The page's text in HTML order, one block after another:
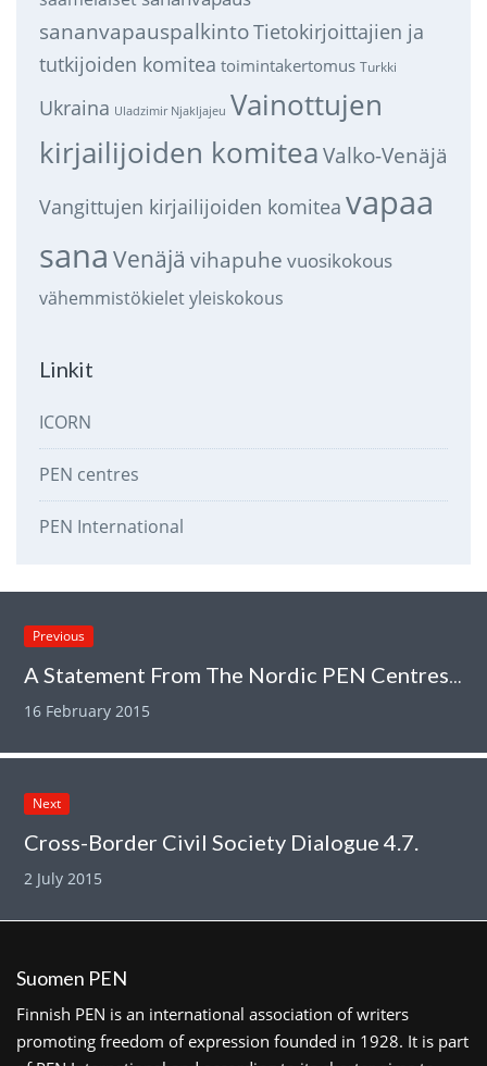
sananvapauspalkintoTietokirjoittajien ja
tutkijoiden komitea toimintakertomus Turkki
Ukraina Uladzimir Njakljajeu Vainottujen
kirjailijoiden komitea Valko-Venäjä
Vangittujen kirjailijoiden komitea vapaa
sana Venäjä vihapuhe vuosikokous
vähemmistökieletyleiskokous
Linkit
ICORN
PEN centres
PEN International
Previous
A Statement From The Nordic PEN Centres Regarding The Attacks in Copenhagen
16 February 2015
Next
Cross-Border Civil Society Dialogue 4.7.
2 July 2015
Suomen PEN
Finnish PEN is an international association of writers
promoting freedom of expression founded in 1928. It is part